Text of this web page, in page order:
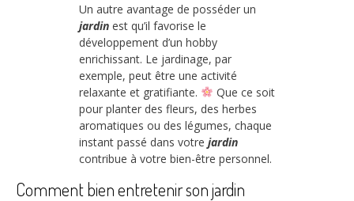
Un autre avantage de posséder un
jardin est qu’il favorise le
développement d’un hobby
enrichissant. Le jardinage, par
exemple, peut être une activité
relaxante et gratifiante.
Que ce soit
pour planter des fleurs, des herbes
aromatiques ou des légumes, chaque
instant passé dans votre jardin
contribue à votre bien-être personnel.
Comment bien entretenir son jardin